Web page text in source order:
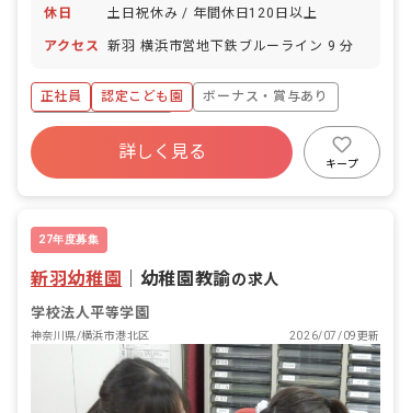
休日 土日祝休み / 年間休日120日以上
アクセス 新羽 横浜市営地下鉄ブルーライン 9 分
正社員 認定こども園
ボーナス・賞与あり
年間休日120日以上
寮・住宅・家賃補助あり
有給
詳しく見る
キープ
27年度募集
新羽幼稚園 幼稚園教諭の求人
学校法人平等学園
神奈川県/横浜市港北区 2026/07/09更新